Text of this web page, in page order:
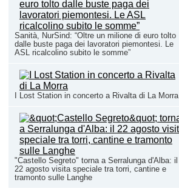
Sanità, NurSind: “Oltre un milione di euro tolto
dalle buste paga dei lavoratori piemontesi. Le
ASL ricalcolino subito le somme”
I Lost Station in concerto a Rivalta di La Morra
"Castello Segreto" torna a Serralunga d'Alba: il
22 agosto visita speciale tra torri, cantine e
tramonto sulle Langhe